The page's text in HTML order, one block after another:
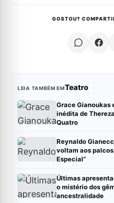
GOSTOU?
LEIA TAMBÉM EMTeatro
Grace Gianoukas
inédita de
Quatro
Reynaldo
voltam aos palcos
Especial”
Últimas
o mistério dos
ancestralidade